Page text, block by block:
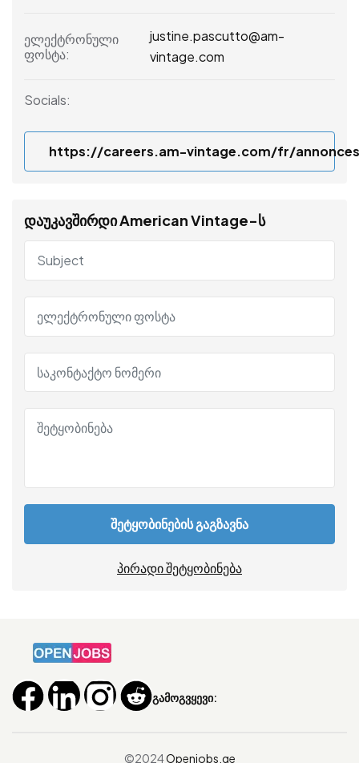
ელექტრონული
ფოსტა:
justine.pascutto@am-
vintage.com
Socials:
https://careers.am-vintage.com/fr/
დაუკავშირდი American Vintage-ს
შეტყობინების გაგზავნა
პირადი შეტყობინება
გამოგვყევი:
©2024Openjobs.ge